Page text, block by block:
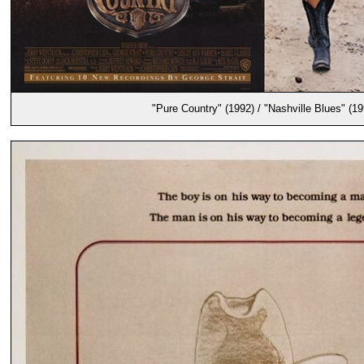
"Pure Country" (1992) / "Nashville Blues"